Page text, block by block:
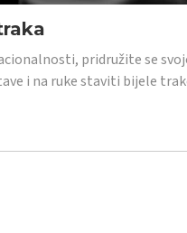
pridružite se
i na ruke staviti bijele